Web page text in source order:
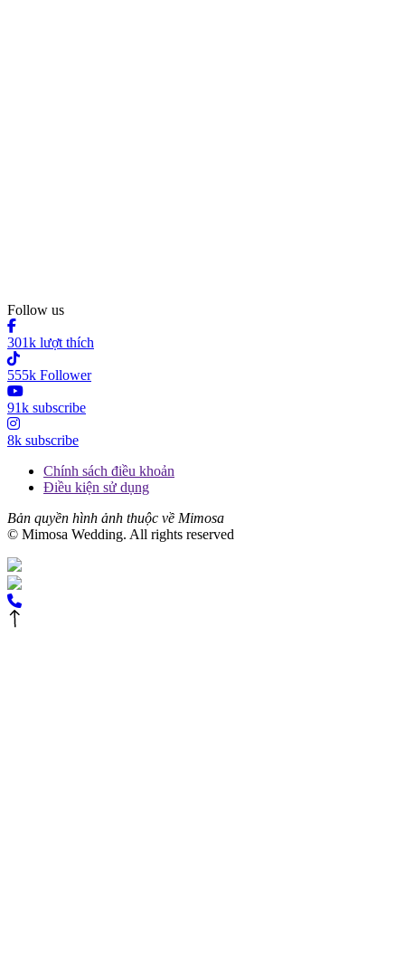
Follow us
301k lượt thích
555k Follower
91k subscribe
8k subscribe
Chính sách điều khoản
Điều kiện sử dụng
Bản quyền hình ảnh thuộc về Mimosa
© Mimosa Wedding. All rights reserved